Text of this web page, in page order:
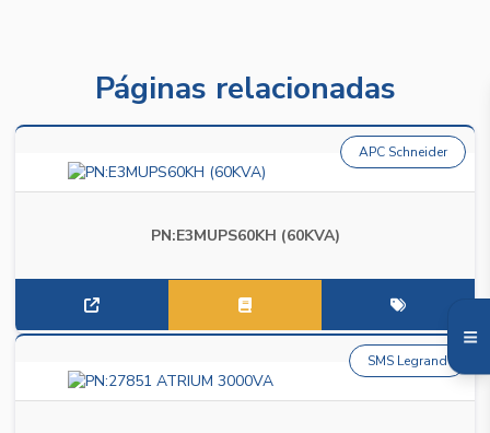
Páginas relacionadas
PN:E3MUPS60KH (60KVA)
APC Schneider
SMS Legrand